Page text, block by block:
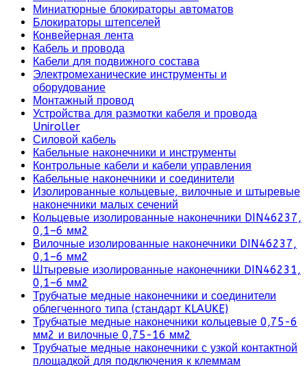
Миниатюрные блокираторы автоматов
Блокираторы штепселей
Конвейерная лента
Кабель и провода
Кабели для подвижного состава
Электромеханические инструменты и
оборудование
Монтажный провод
Устройства для размотки кабеля и провода
Uniroller
Силовой кабель
Кабельные наконечники и инструменты
Контрольные кабели и кабели управления
Кабельные наконечники и соединители
Изолированные кольцевые, вилочные и штыревые
наконечники малых сечений
Кольцевые изолированные наконечники DIN46237,
0,1–6 мм2
Вилочные изолированные наконечники DIN46237,
0,1–6 мм2
Штыревые изолированные наконечники DIN46231,
0,1–6 мм2
Трубчатые медные наконечники и соединители
облегченного типа (стандарт KLAUKE)
Трубчатые медные наконечники кольцевые 0,75-6
мм2 и вилочные 0,75-16 мм2
Трубчатые медные наконечники с узкой контактной
площадкой для подключения к клеммам